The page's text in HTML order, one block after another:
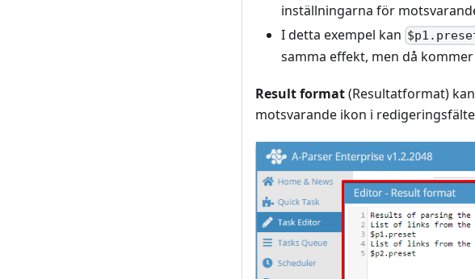
inställningarna för
I detta exempel kan
samma effekt, men då
Result format(Resultatformat)
motsvarande ikon i